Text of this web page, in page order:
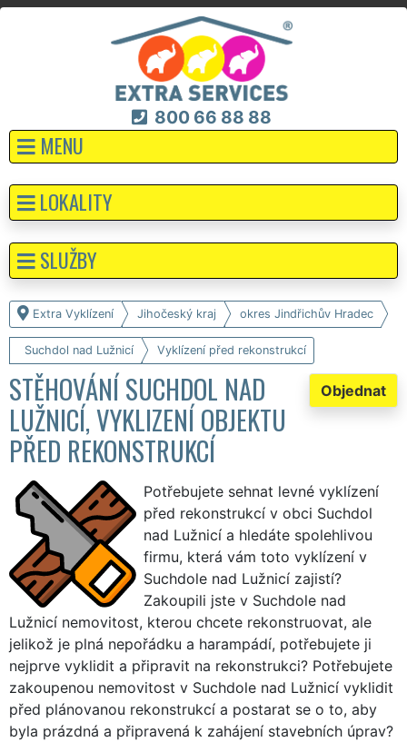
800 66 88 88
MENU
Extra Vyklízení Jihočeský kraj okres Jindřichův Hradec
Suchdol nad Lužnicí Vyklízení před rekonstrukcí
Objednat
STĚHOVÁNÍ SUCHDOL NAD
LUŽNICÍ, VYKLIZENÍ OBJEKTU
PŘED REKONSTRUKCÍ
Potřebujete sehnat levné vyklízení
před rekonstrukcí v obci Suchdol
nad Lužnicí a hledáte spolehlivou
firmu, která vám toto vyklízení v
Suchdole nad Lužnicí zajistí?
Zakoupili jste v Suchdole nad
Lužnicí nemovitost, kterou chcete rekonstruovat, ale
jelikož je plná nepořádku a harampádí, potřebujete ji
nejprve vyklidit a připravit na rekonstrukci? Potřebujete
zakoupenou nemovitost v Suchdole nad Lužnicí vyklidit
před plánovanou rekonstrukcí a postarat se o to, aby
byla prázdná a připravená k zahájení stavebních úprav?
LOKALITY
SLUŽBY